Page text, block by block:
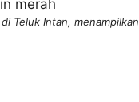
Teluk Intan, menampilkan